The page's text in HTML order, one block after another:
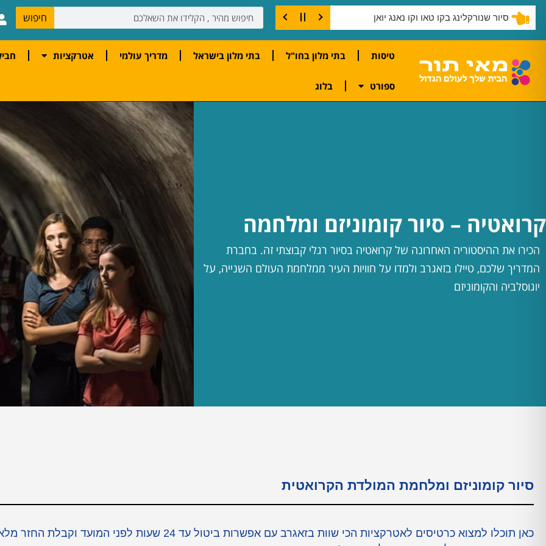
סיור שנורקלינג בקו טאו וקו נאנג יואן חיפוש
טיסות בתי מלון בחו"ל בתי מלון בישראל מדריך עולמי אטרקציות
ספורט בלוג
קרואטיה – סיור קומוניזם ומלחמה
הכירו את ההיסטוריה האחרונה של קרואטיה בסיור רגלי קבוצתי זה. בחברת
המדריך שלכם, טיילו בזאגרב ולמדו על חוויות העיר ממלחמת העולם השנייה, על
יוגוסלביה והקומוניזם
סיור קומוניזם ומלחמת המולדת הקרואטית
כאן תוכלו למצוא כרטיסים לאטרקציות הכי שוות בזאגרב עם אפשרות ביטול עד 24 שעות לפני המועד וקבלת